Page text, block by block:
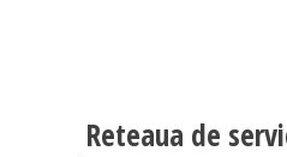
Reteaua de